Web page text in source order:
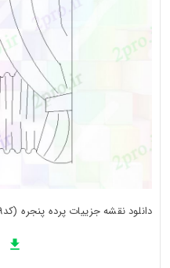
دانلود نقشه جزییات پرده پنجره (کد36869)